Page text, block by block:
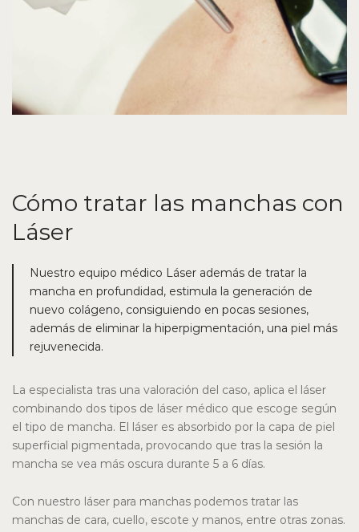
Cómo tratar las manchas con
Láser
Nuestro equipo médico Láser además de tratar la
mancha en profundidad, estimula la generación de
nuevo colágeno, consiguiendo en pocas sesiones,
además de eliminar la hiperpigmentación, una piel más
rejuvenecida.
La especialista tras una valoración del caso, aplica el láser
combinando dos tipos de láser médico que escoge según
el tipo de mancha. El láser es absorbido por la capa de piel
superficial pigmentada, provocando que tras la sesión la
mancha se vea más oscura durante 5 a 6 días.
Con nuestro láser para manchas podemos tratar las
manchas de cara, cuello, escote y manos, entre otras zonas.